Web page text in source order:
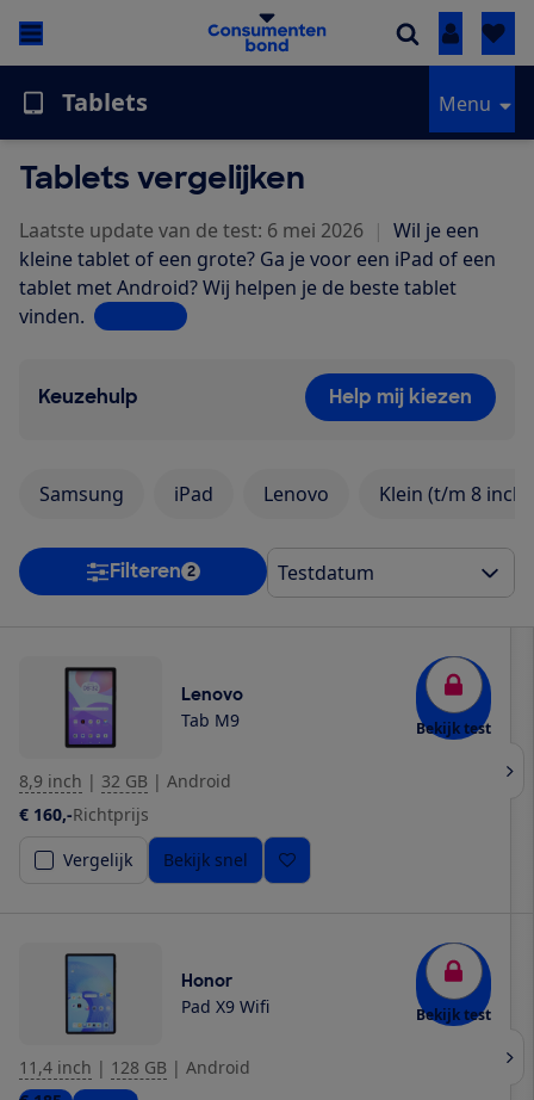
Inloggen
Tablets Menu
Tablets vergelijken
Laatste update van de test: 6 mei 2026 | Wil je een
kleine tablet of een grote? Ga je voor een iPad of een
tablet met Android? Wij helpen je de beste tablet
vinden. Lees meer
Keuzehulp Help mij kiezen
Samsung iPad Lenovo Klein (t/m 8 inch)
Filteren 2
Lenovo
Tab M9 Bekijk test
8,9 inch | 32 GB | Android
€ 160,-Richtprijs
Vergelijk
Bekijk snel
Honor
Pad X9 Wifi Bekijk test
11,4 inch | 128 GB | Android